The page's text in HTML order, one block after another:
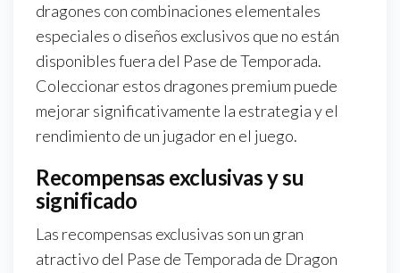
dragones con combinaciones elementales
especiales o diseños exclusivos que no están
disponibles fuera del Pase de Temporada.
Coleccionar estos dragones premium puede
mejorar significativamente la estrategia y el
rendimiento de un jugador en el juego.
Recompensas exclusivas y su
significado
Las recompensas exclusivas son un gran
atractivo del Pase de Temporada de Dragon